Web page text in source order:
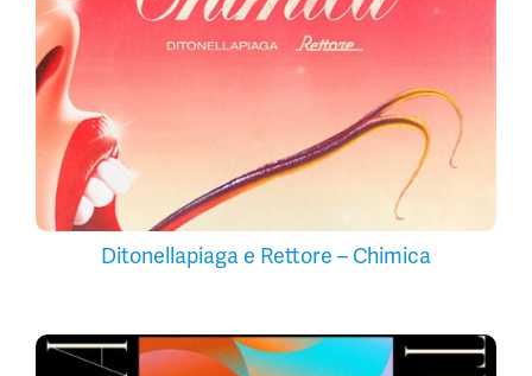
Ditonellapiaga e Rettore – Chimica